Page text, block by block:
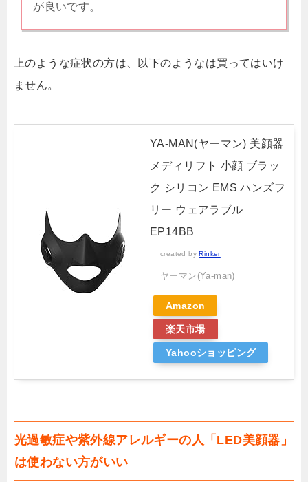
が良いです。
上のような症状の方は、以下のようなは買ってはいけ
ません。
YA-MAN(ヤーマン) 美顔器
メディリフト 小顔 ブラッ
ク シリコン EMS ハンズフ
リー ウェアラブル
EP14BB
created byRinker
ヤーマン(Ya-man)
Amazon
楽天市場
Yahooショッピング
光過敏症や紫外線アレルギーの人「LED美顔器」
は使わない方がいい